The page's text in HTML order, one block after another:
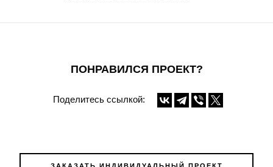
ПОНРАВИЛСЯ ПРОЕКТ?
Поделитесь ссылкой: